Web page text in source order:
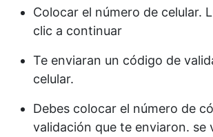
Colocar el número de celular.
clic a continuar
Te enviaran un código de
celular.
Debes colocar el número de
validación que te enviaron. se